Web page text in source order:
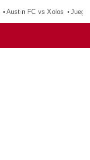
Austin FC vs Xolos